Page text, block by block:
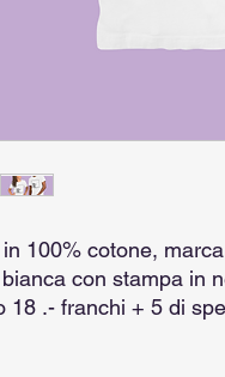
100% cotone,
con stampa in
18 .- franchi + 5 di